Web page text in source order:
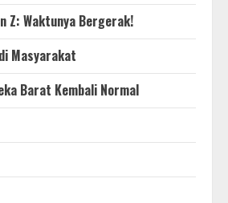
Z: Waktunya Bergerak!
Masyarakat
Barat Kembali Normal